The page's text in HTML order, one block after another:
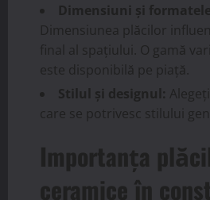
Dimensiuni și
Dimensiunea plăcilor
final al spațiului. O gamă
este disponibilă pe piață.
Stilul și designul:
care se potrivesc stilului
Importanța
ceramice în